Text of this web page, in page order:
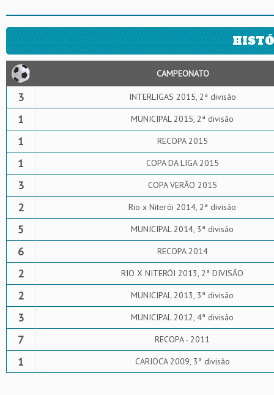
CAMPEONATO
3 INTERLIGAS 2015, 2ª divisão
1 MUNICIPAL 2015, 2ª divisão
1 RECOPA 2015
1 COPA DA LIGA 2015
3 COPA VERÃO 2015
2 Rio x Niterói 2014, 2ª divisão
5 MUNICIPAL 2014, 3ª divisão
6 RECOPA 2014
2 RIO X NITERÓI 2013, 2ª DIVISÃO
2 MUNICIPAL 2013, 3ª divisão
3 MUNICIPAL 2012, 4ª divisão
7 RECOPA - 2011
1 CARIOCA 2009, 3ª divisão